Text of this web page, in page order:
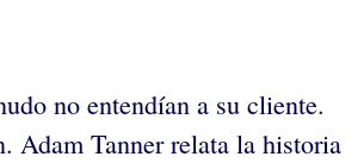
no entendían a su cliente.
Adam Tanner relata la historia